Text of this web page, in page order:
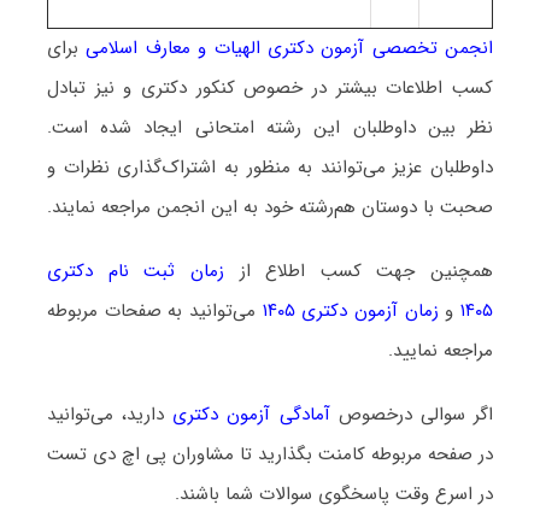
انجمن تخصصی آزمون دکتری الهیات و معارف اسلامیبرای
کسب اطلاعات بیشتر در خصوص کنکور دکتری و نیز تبادل
نظر بین داوطلبان این رشته امتحانی ایجاد شده است.
داوطلبان عزیز می‌توانند به منظور به اشتراک‌گذاری نظرات و
صحبت با دوستان هم‌رشته خود به این انجمن مراجعه نمایند.
همچنین جهت کسب اطلاع از زمان ثبت نام دکتری
۱۴۰۵ و زمان آزمون دکتری ۱۴۰۵
می‌توانید به صفحات مربوطه
مراجعه نمایید.
اگر سوالی درخصوصآمادگی آزمون دکتری دارید، می‌توانید
در صفحه مربوطه کامنت بگذارید تا مشاوران پی اچ دی تست
در اسرع وقت پاسخگوی سوالات شما باشند.